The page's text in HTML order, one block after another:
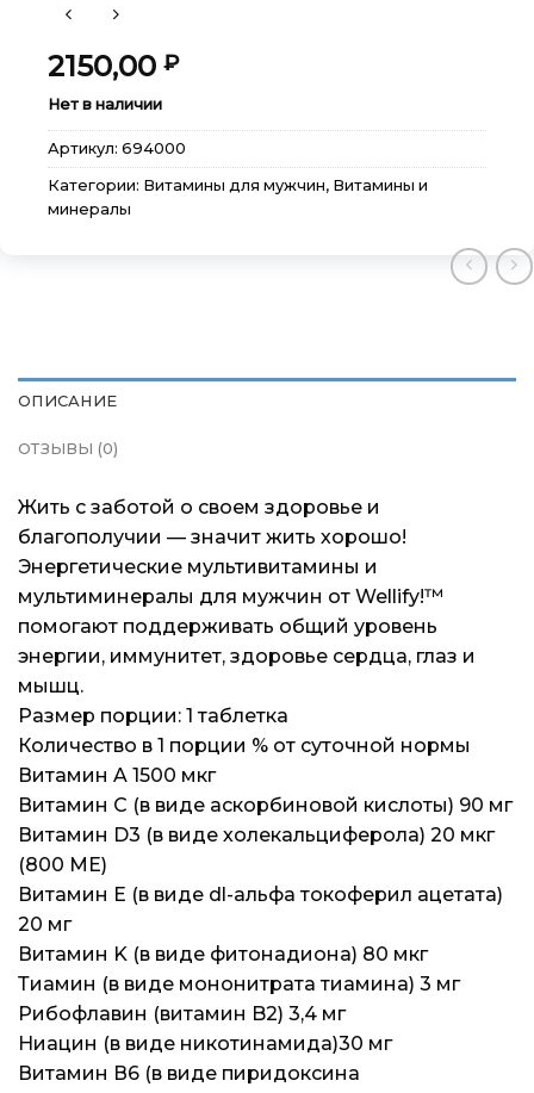
2150,00 ₽
Нет в наличии
Артикул: 694000
Категории: Витамины для мужчин, Витамины и
минералы
ОПИСАНИЕ
ОТЗЫВЫ (0)
Жить с заботой о своем здоровье и
благополучии — значит жить хорошо!
Энергетические мультивитамины и
мультиминералы для мужчин от Wellify!™
помогают поддерживать общий уровень
энергии, иммунитет, здоровье сердца, глаз и
мышц.
Размер порции: 1 таблетка
Количество в 1 порции % от суточной нормы
Витамин A 1500 мкг
Витамин С (в виде аскорбиновой кислоты) 90 мг
Витамин D3 (в виде холекальциферола) 20 мкг
(800 МЕ)
Витамин E (в виде dl-альфа токоферил ацетата)
20 мг
Витамин K (в виде фитонадиона) 80 мкг
Тиамин (в виде мононитрата тиамина) 3 мг
Рибофлавин (витамин B2) 3,4 мг
Ниацин (в виде никотинамида)30 мг
Витамин В6 (в виде пиридоксина
Каталог
Бренды
Подарочные сертификаты
Магазины
Доставка и оплата
Блог
Каталог
Бренды
Подарочные сертификаты
Магазины
Доставка и оплата
Блог
Каталог
Бренды
Подарочные сертификаты
Магазины
Доставка и оплата
Блог